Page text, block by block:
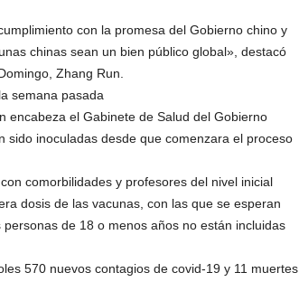
con la promesa del Gobierno chino y
chinas sean un bien público global», destacó
Zhang Run.
semana pasada
encabeza el Gabinete de Salud del Gobierno
inoculadas desde que comenzara el proceso
comorbilidades y profesores del nivel inicial
dosis de las vacunas, con las que se esperan
de 18 o menos años no están incluidas
570 nuevos contagios de covid-19 y 11 muertes